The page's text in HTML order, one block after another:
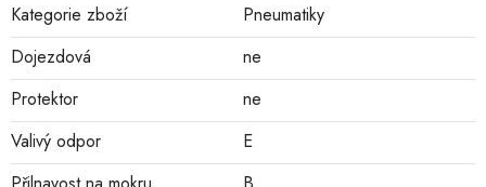
Kategorie zboží
Pneumatiky
Dojezdová
ne
Protektor
ne
Valivý odpor
E